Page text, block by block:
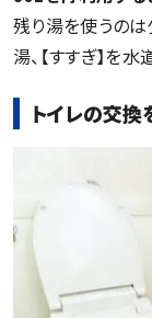
残り湯を使うのは
湯、【すすぎ】を
トイレの交換